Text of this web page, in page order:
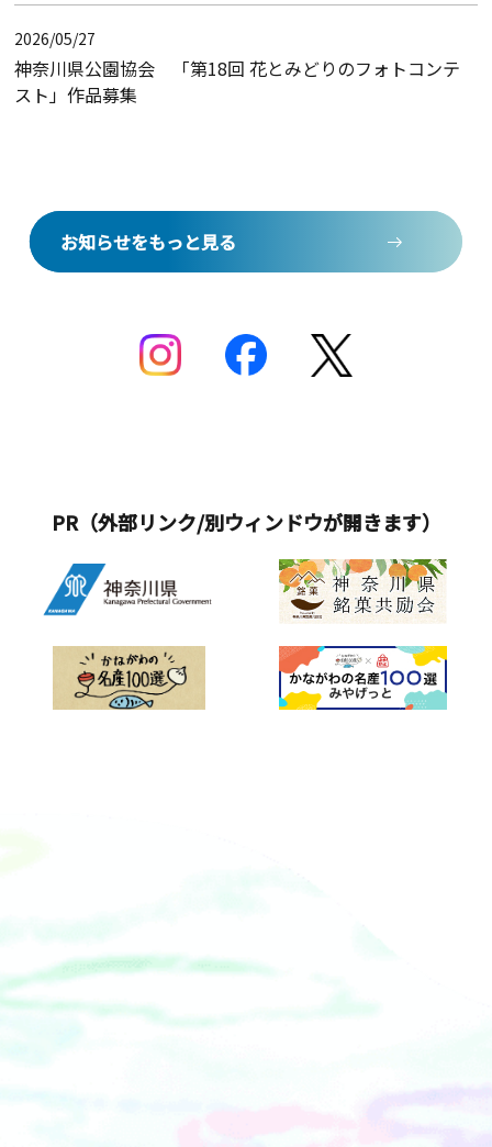
お知らせをもっと見る
2026/05/27
神奈川県公園協会 「第18回 花とみどりのフォトコンテ
スト」作品募集
お知らせをもっと見る
PR（外部リンク/別ウィンドウが開きます）